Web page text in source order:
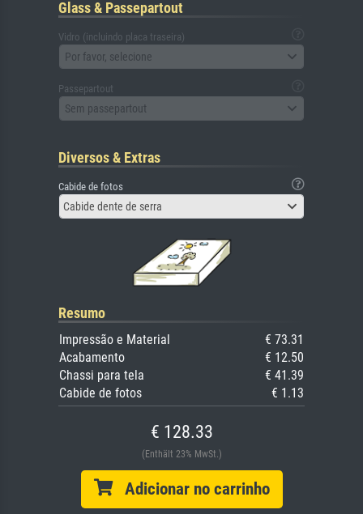
Glass & Passepartout
Vidro (incluindo placa traseira)
Por favor, selecione
Passepartout
Sem passepartout
Diversos & Extras
Cabide de fotos
Cabide dente de serra
Resumo
Impressão e Material
€ 73.31
Acabamento
€ 12.50
Chassi para tela
€ 41.39
Cabide de fotos
€ 1.13
€ 128.33
(Enthält 23% MwSt.)
Adicionar no carrinho